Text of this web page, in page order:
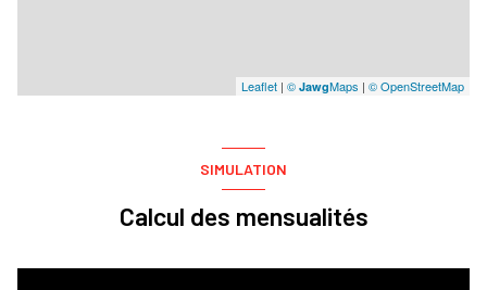
Leaflet | © JawgMaps | © OpenStreetMap
SIMULATION
Calcul des mensualités